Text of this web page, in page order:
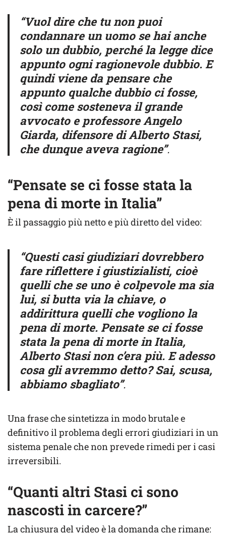
“Vuol dire che tu non puoi
condannare un uomo se hai anche
solo un dubbio, perché la legge dice
appunto ogni ragionevole dubbio. E
quindi viene da pensare che
appunto qualche dubbio ci fosse,
così come sosteneva il grande
avvocato e professore Angelo
Giarda, difensore di Alberto Stasi,
che dunque aveva ragione”.
“Pensate se ci fosse stata la
pena di morte in Italia”
È il passaggio più netto e più diretto del video:
“Questi casi giudiziari dovrebbero
fare riflettere i giustizialisti, cioè
quelli che se uno è colpevole ma sia
lui, si butta via la chiave, o
addirittura quelli che vogliono la
pena di morte. Pensate se ci fosse
stata la pena di morte in Italia,
Alberto Stasi non c’era più. E adesso
cosa gli avremmo detto? Sai, scusa,
abbiamo sbagliato”.
Una frase che sintetizza in modo brutale e
definitivo il problema degli errori giudiziari in un
sistema penale che non prevede rimedi per i casi
irreversibili.
“Quanti altri Stasi ci sono
nascosti in carcere?”
La chiusura del video è la domanda che rimane: